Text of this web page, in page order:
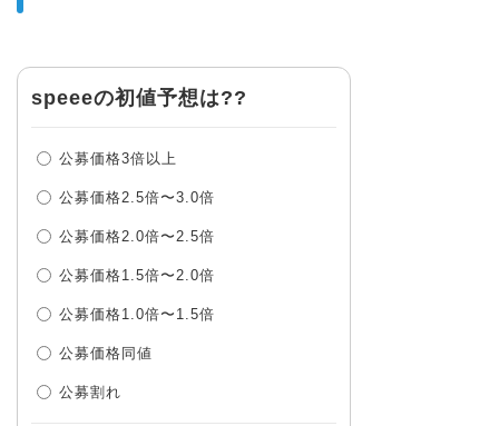
speeeの初値予想は??
公募価格3倍以上
公募価格2.5倍〜3.0倍
公募価格2.0倍〜2.5倍
公募価格1.5倍〜2.0倍
公募価格1.0倍〜1.5倍
公募価格同値
公募割れ